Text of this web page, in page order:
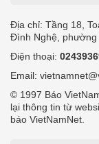
Địa chỉ: Tầng 18,
Đình Nghệ, phường
Điện thoại:
Email:
© 1997 Báo
lại thông tin từ
báo VietNamNet.